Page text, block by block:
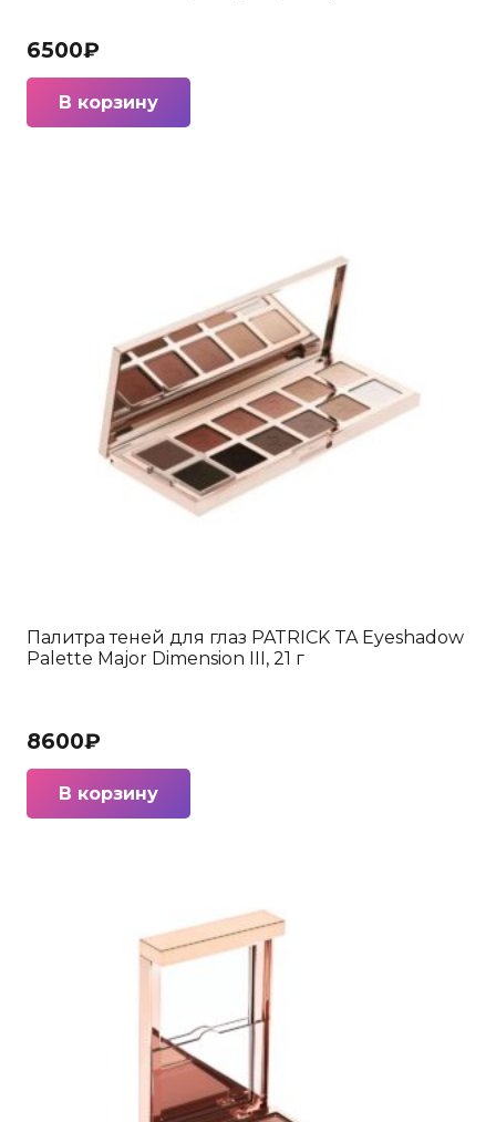
6500₽
В корзину
Палитра теней для глаз PATRICK TA Eyeshadow
Palette Major Dimension III, 21 г
8600₽
В корзину